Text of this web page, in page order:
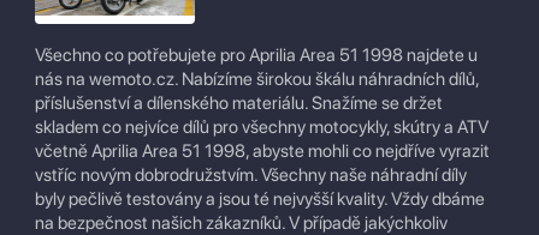
Všechno co potřebujete pro Aprilia Area 51 1998 najdete u
nás na wemoto.cz. Nabízíme širokou škálu náhradních dílů,
příslušenství a dílenského materiálu. Snažíme se držet
skladem co nejvíce dílů pro všechny motocykly, skútry a ATV
včetně Aprilia Area 51 1998, abyste mohli co nejdříve vyrazit
vstříc novým dobrodružstvím. Všechny naše náhradní díly
byly pečlivě testovány a jsou té nejvyšší kvality. Vždy dbáme
na bezpečnost našich zákazníků. V případě jakýchkoliv